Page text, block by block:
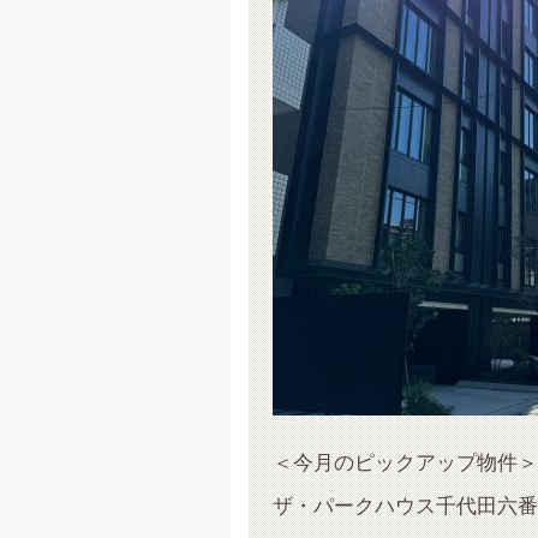
＜今月のピックアップ物件＞
ザ・パークハウス千代田六